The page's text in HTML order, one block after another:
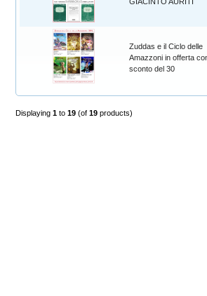
Zuddas e il Ciclo delle
Amazzoni in offerta
sconto del 30
Displaying 1 to 19 (of 19 products)